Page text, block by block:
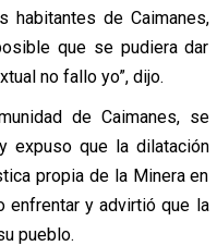
habitantes de Caimanes,
que se pudiera dar
no fallo yo”, dijo.
de Caimanes, se
expuso que la dilatación
propia de la Minera en
enfrentar y advirtió que la
pueblo.